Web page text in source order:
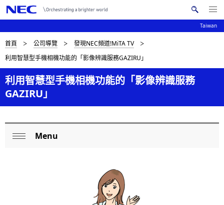
Taiwan
搜
索
Me
nu
Op
N
a
v
g
a
D
i
s
p
l
首頁 公司導覽
發現NEC頻道!MiTA TV
利用智慧型手機相機功能的「影像辨識服務GAZIRU」
利用智慧型手機相機功能的「影像辨識服務
GAZIRU」
Menu